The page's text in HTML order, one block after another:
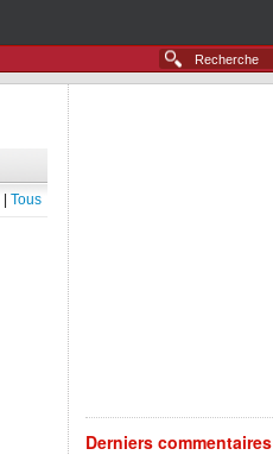
Tous
Derniers commentaires